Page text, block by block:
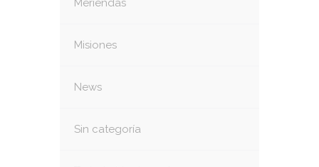
Meriendas
Misiones
News
Sin categoría